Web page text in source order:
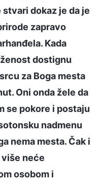
dokaz je da je
zapravo
Kada
dostignu
za Boga mesta
Oni onda žele da
se pokore i postaju
nadmenu
nema mesta. Čak i
više neće
osobom i